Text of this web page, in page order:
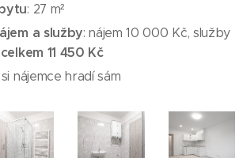
: 27 m²
a služby: nájem 10 000 Kč, služby
celkem 11 450 Kč
si nájemce hradí sám